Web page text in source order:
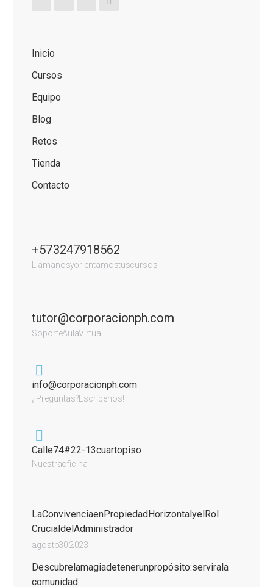
Inicio
Cursos
Equipo
Blog
Retos
Tienda
Contacto
+57 3247918562
Llámanos y orientamos tus cursos
tutor@corporacionph.com
Soporte Aula Virtual
info@corporacionph.com
¿Preguntas? Escríbenos!
Calle 74 #22-13 cuarto piso
Nuestra oficina
La Convivencia en Propiedad Horizontal y el Rol
Crucial del Administrador
agosto 30, 2023
Descubre la magia de tener un propósito: servir a la
comunidad